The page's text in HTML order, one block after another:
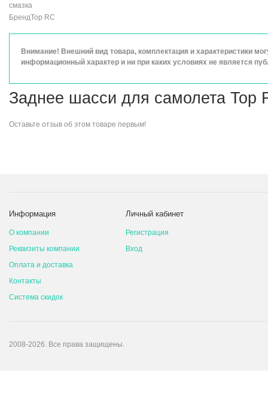
смазка
БрендTop RC
Внимание! Внешний вид товара, комплектация и характеристики
информационный характер и ни при каких условиях не является
Заднее шасси для самолета Top
Оставьте отзыв об этом товаре первым!
Информация
О компании
Реквизиты компании
Оплата и доставка
Контакты
Система скидок
Личный кабинет
Регистрация
Вход
2008-2026. Все права защищены.